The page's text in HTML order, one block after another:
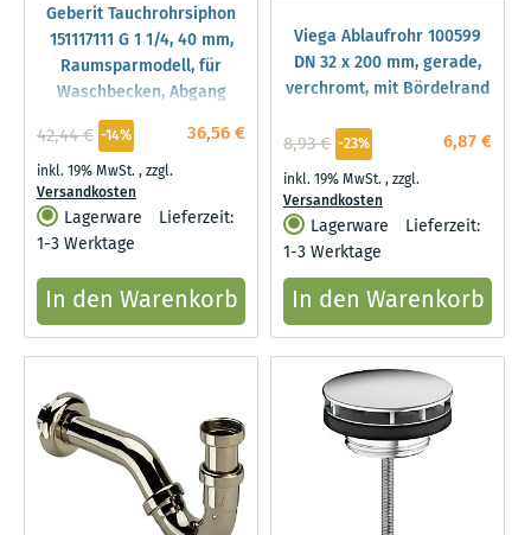
Geberit Tauchrohrsiphon
151117111 G 1 1/4, 40 mm,
Raumsparmodell, für
Waschbecken, Abgang
horizontal, weiß
36,56 €
42,44 € -14%
inkl. 19% MwSt.,zzgl.
Versandkosten
Lagerware
Lieferzeit:
1-3 Werktage
In den Warenkorb
Viega Ablaufrohr 100599
DN 32 x 200 mm, gerade,
verchromt, mit Bördelrand
6,87 €
8,93 € -23%
inkl. 19% MwSt.,zzgl.
Versandkosten
Lagerware
Lieferzeit:
1-3 Werktage
In den Warenkorb